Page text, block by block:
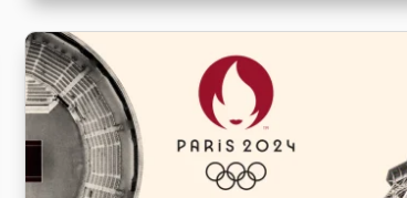
millones de personas en todo el...